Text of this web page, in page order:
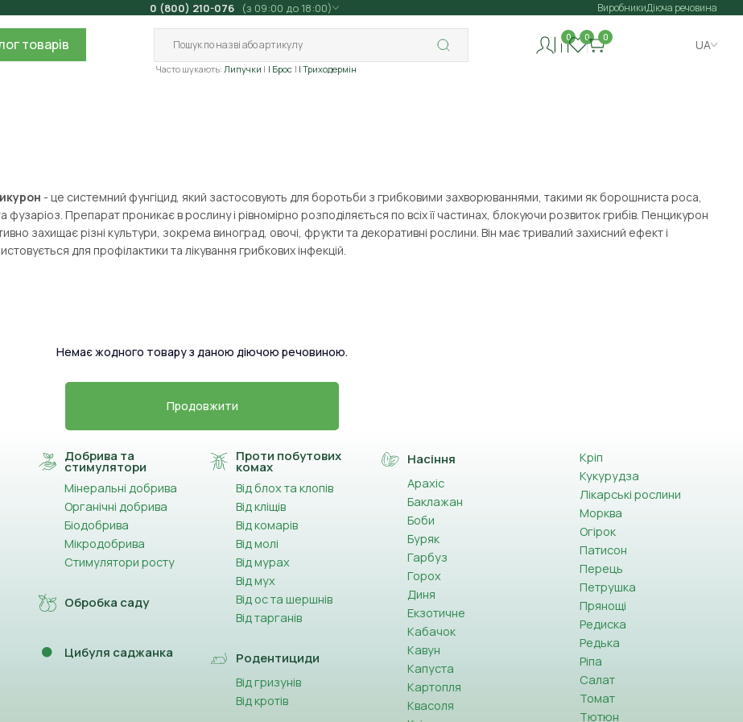
0 (800) 210-076 (з 09:00 до 18:00) ВиробникиДіюча речовина
товарів
Часто шукають: Липучки | Брос | Триходермін
0 0 0
UA
- це системний фунгіцид, який застосовують для боротьби з грибковими захворюваннями, такими як борошниста роса,
фузаріоз. Препарат проникає в рослину і рівномірно розподіляється по всіх її частинах, блокуючи розвиток грибів. Пенцикурон
захищає різні культури, зокрема виноград, овочі, фрукти та декоративні рослини. Він має тривалий захисний ефект і
для профілактики та лікування грибкових інфекцій.
Немає жодного товару з даною діючою речовиною.
Продовжити
Добрива та
стимулятори
Мінеральні добрива
Органічні добрива
Біодобрива
Мікродобрива
Стимулятори росту
Обробка саду
Цибуля саджанка
Проти побутових
комах
Від блох та клопів
Від кліщів
Від комарів
Від молі
Від мурах
Від мух
Від ос та шершнів
Від тарганів
Родентициди
Від гризунів
Від кротів
Насіння
Арахіс
Баклажан
Боби
Буряк
Гарбуз
Горох
Диня
Екзотичне
Кабачок
Кавун
Капуста
Картопля
Квасоля
Кріп
Кукурудза
Лікарські рослини
Морква
Огірок
Патисон
Перець
Петрушка
Прянощі
Редиска
Редька
Ріпа
Салат
Томат
Тютюн